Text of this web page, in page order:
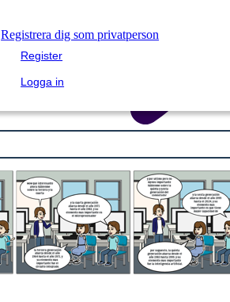
Registrera dig som privatperson
Register
Logga in